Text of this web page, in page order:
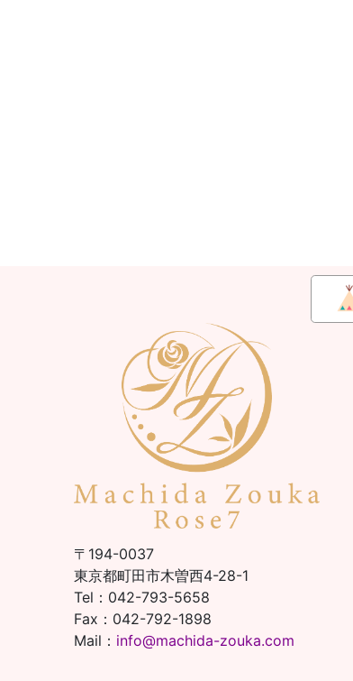
〒194-0037
東京都町田市木曽西4-28-1
Tel：042-793-5658
Fax：042-792-1898
Mail： info@machida-zouka.com